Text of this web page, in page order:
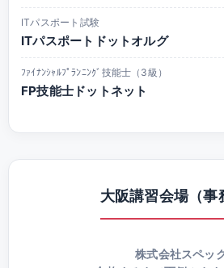
ITパスポート試験
ITパスポートドットオルグ
ﾌｧｲﾅﾝｼｬﾙﾌﾟﾗﾝﾆﾝｸﾞ技能士（3級）
FP技能士ドットネット
大阪講習会場（事
株式会社スペッ